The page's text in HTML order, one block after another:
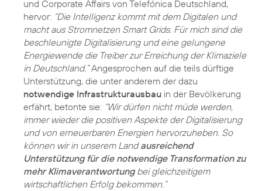
und Corporate Affairs von Telefónica Deutschland,
hervor: “Die Intelligenz kommt mit dem Digitalen und
macht aus Stromnetzen Smart Grids. Für mich sind die
beschleunigte Digitalisierung und eine gelungene
Energiewende die Treiber zur Erreichung der Klimaziele
in Deutschland.”Angesprochen auf die teils dürftige
Unterstützung, die unter anderem der dazu
notwendige Infrastrukturausbau in der Bevölkerung
erfährt, betonte sie: “Wir dürfen nicht müde werden,
immer wieder die positiven Aspekte der Digitalisierung
und von erneuerbaren Energien hervorzuheben. So
können wir in unserem Landausreichend
Unterstützung für die notwendige Transformation zu
mehr Klimaverantwortungbei gleichzeitigem
wirtschaftlichen Erfolg bekommen.“